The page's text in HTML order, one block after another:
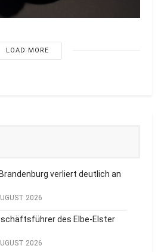
LOAD MORE
verliert deutlich an
2026
des Elbe-Elster
2026